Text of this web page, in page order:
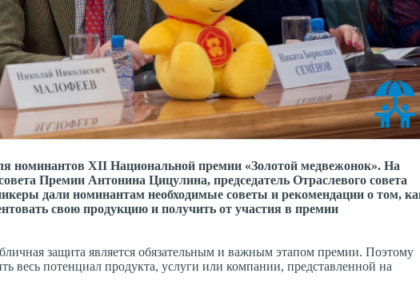
номинантов XII Национальной премии «Золотой медвежонок». На
Премии Антонина Цицулина, председатель Отраслевого совета
дали номинантам необходимые советы и рекомендации о том,
свою продукцию и получить от участия в премии
защита является обязательным и важным этапом премии. Поэтому
весь потенциал продукта, услуги или компании, представленной на